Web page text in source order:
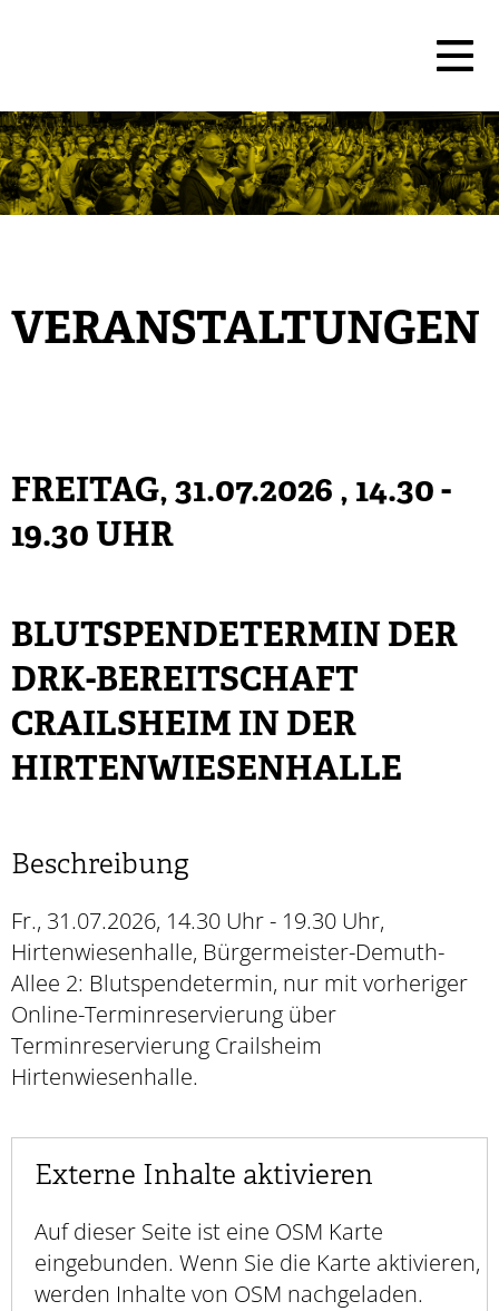
VERANSTALTUNGEN
FREITAG, 31.07.2026 , 14.30 -
19.30 UHR
BLUTSPENDETERMIN DER
DRK-BEREITSCHAFT
CRAILSHEIM IN DER
HIRTENWIESENHALLE
Beschreibung
Fr., 31.07.2026, 14.30 Uhr - 19.30 Uhr,
Hirtenwiesenhalle, Bürgermeister-Demuth-
Allee 2: Blutspendetermin, nur mit vorheriger
Online-Terminreservierung über
Terminreservierung Crailsheim
Hirtenwiesenhalle.
Externe Inhalte aktivieren
Auf dieser Seite ist eine OSM Karte
eingebunden. Wenn Sie die Karte aktivieren,
werden Inhalte von OSM nachgeladen.